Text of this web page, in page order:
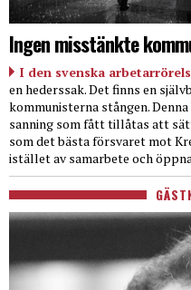
Ingen misstänkte
I den svenska
en hederssak. Det finns en
kommunisterna stången.
sanning som fått tillåtas att
som det bästa försvaret mot
istället av samarbete och